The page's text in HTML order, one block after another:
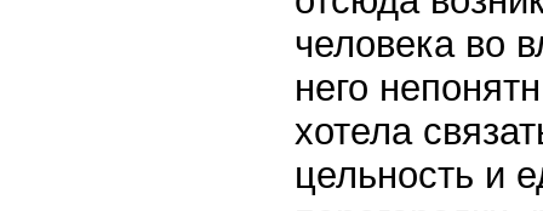
человека во
него
хотела
цельность и